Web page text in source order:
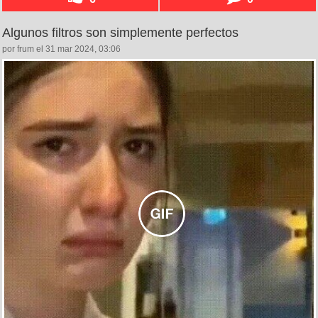
Algunos filtros son simplemente perfectos
por frum el 31 mar 2024, 03:06